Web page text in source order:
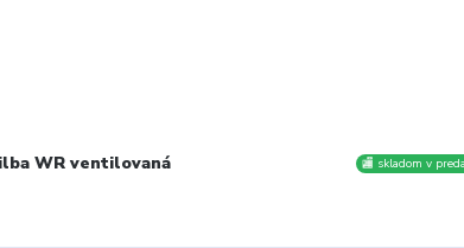
WR ventilovaná 🏬 skladom v